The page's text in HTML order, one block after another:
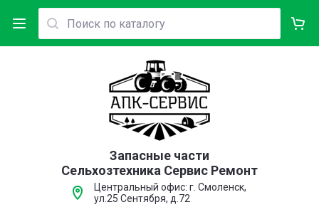
Запасные части
Сельхозтехника Сервис Ремонт
Центральный офис: г. Смоленск,
ул.25 Сентября, д.72